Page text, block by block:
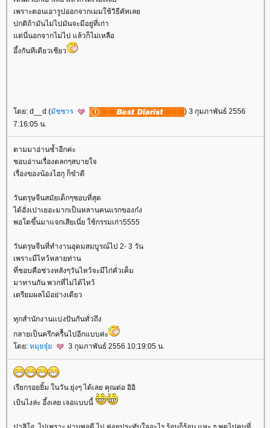
เพราะตอนเอารูปออกจากเมมใช้วิธีคัทเล
ปกติถ้ามันไม่ไปมันจะมีอยู่ที่เก่า
ต่นี่นอกจากไม่ไป แล้วก็ไม่เหลือ
อึ้งกันทีเดียวเชียว
ดย: d__d (มัชชาร
) 3 กุมภาพันธ์ 2556
7:16:05 น.
ตามมาอ่านซ้ำอีกค่ะ
ชอบอ่านเรื่องตลกๆสบายใจ
เรื่องของน้องไฮกุ ก็ขำดี
วันตรุษจีนสมัยเด็กๆชอบที่สุด
ได้อั่งเปาเยอะมากเป็นหลานคนแรกของก๋ง
พอโตขึ้นมาแจกเสียเนี่ย ใช้กรรมเก่า5555
วันตรุษจีนที่ทำงานอุดมสมบูรณ์ไป 2- 3 วัน
เพราะมีไหว้หลายท่าน
ที่ชอบคือช่วงหลังๆวันไหว้จะมีไก่คั่วเค็ม
มาทานกัน พวกที่ไม่ได้ไหว้
เตรียมผลไม้อย่างเดียว
ทุกสำนักงานแบ่งปันกันทั่วถึง
กลายเป็นครึกครื้นไปอีกแบบค่ะ
ดย: หมุยจุ๋ 3 กุมภาพันธ์ 2556 10:19:05 น.
เรียกรอยยิ้ม ในวัน ยุ่งๆ ได้เลย คุณต่อ อิอิ
เป้นไงล่ะ อึ้งเลย เจอแบบนี้